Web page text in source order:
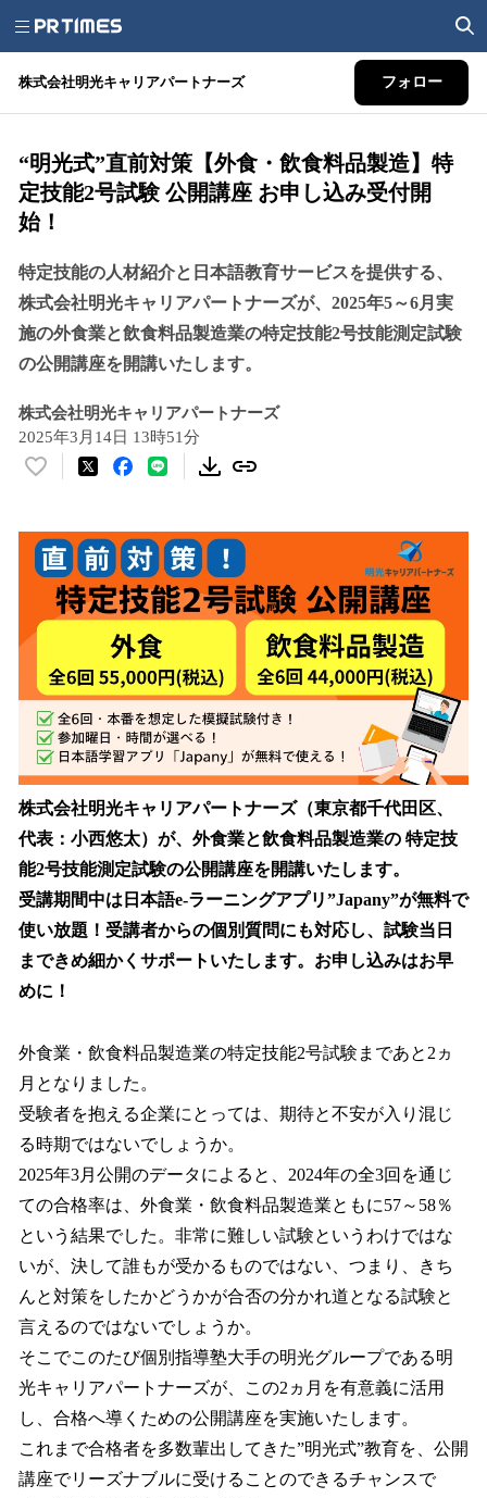
株式会社明光キャリアパートナーズ フォロー
“明光式”直前対策【外食・飲食料品製造】特
定技能2号試験 公開講座 お申し込み受付開
始！
特定技能の人材紹介と日本語教育サービスを提供する、
株式会社明光キャリアパートナーズが、2025年5～6月実
施の外食業と飲食料品製造業の特定技能2号技能測定試験
の公開講座を開講いたします。
株式会社明光キャリアパートナーズ
2025年3月14日 13時51分
い
！
数
み
み
中
で
す
株式会社明光キャリアパートナーズ（東京都千代田区、
代表：小西悠太）が、外食業と飲食料品製造業の 特定技
能2号技能測定試験の公開講座を開講いたします。
受講期間中は日本語e-ラーニングアプリ”Japany”が無料で
使い放題！受講者からの個別質問にも対応し、試験当日
まできめ細かくサポートいたします。お申し込みはお早
めに！
外食業・飲食料品製造業の特定技能2号試験まであと2ヵ
月となりました。
受験者を抱える企業にとっては、期待と不安が入り混じ
る時期ではないでしょうか。
2025年3月公開のデータによると、2024年の全3回を通じ
ての合格率は、外食業・飲食料品製造業ともに57～58％
という結果でした。非常に難しい試験というわけではな
いが、決して誰もが受かるものではない、つまり、きち
んと対策をしたかどうかが合否の分かれ道となる試験と
言えるのではないでしょうか。
そこでこのたび個別指導塾大手の明光グループである明
光キャリアパートナーズが、この2ヵ月を有意義に活用
し、合格へ導くための公開講座を実施いたします。
これまで合格者を多数輩出してきた”明光式”教育を、公開
講座でリーズナブルに受けることのできるチャンスで